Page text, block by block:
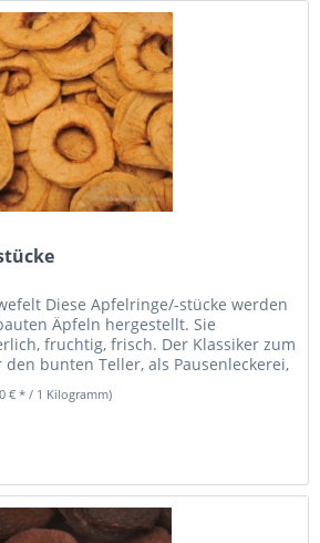
Diese Apfelringe/-stücke werden
Äpfeln hergestellt. Sie
fruchtig, frisch. Der Klassiker zum
bunten Teller, als Pausenleckerei,
€ * / 1 Kilogramm)